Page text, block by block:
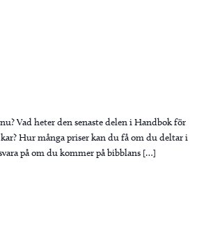
Vad heter den senaste delen i Handbok för
Hur många priser kan du få om du deltar i
på om du kommer på bibblans […]